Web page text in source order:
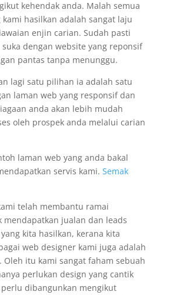
kehendak anda. Malah semua
kami hasilkan adalah sangat laju
enjin carian. Sudah pasti
dengan website yang reponsif
pantas tanpa menunggu.
lagi satu pilihan ia adalah satu
laman web yang responsif dan
anda akan lebih mudah
oleh prospek anda melalui carian
laman web yang anda bakal
servis kami. Semak
telah membantu ramai
mendapatkan jualan dan leads
kita hasilkan, kerana kita
web designer kami juga adalah
Oleh itu kami sangat faham sebuah
perlukan design yang cantik
dibangunkan mengikut